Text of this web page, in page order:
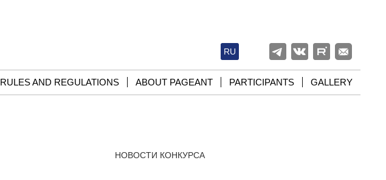
RU
RULES AND REGULATIONS ABOUT PAGEANT PARTICIPANTS GALLERY
НОВОСТИ КОНКУРСА